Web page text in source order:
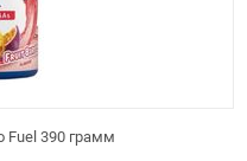
Fuel 390 грамм